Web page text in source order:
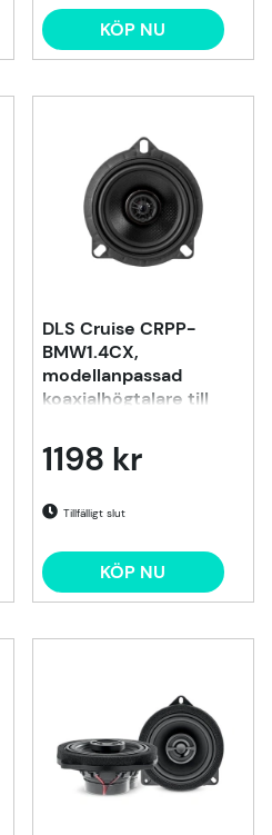
KÖP NU
DLS Cruise CRPP-
BMW1.4CX,
modellanpassad
koaxialhögtalare till
1198 kr
Tillfälligt slut
KÖP NU